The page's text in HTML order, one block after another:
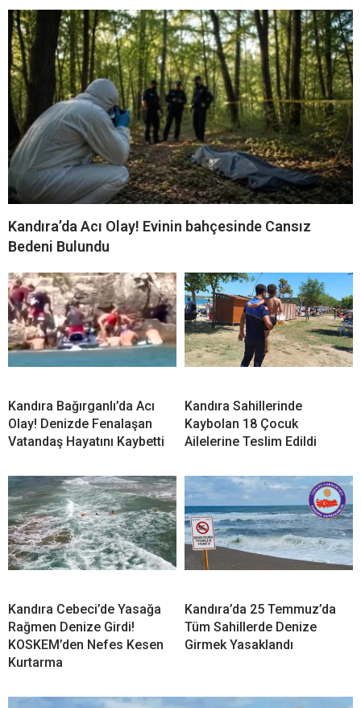
Kandıra’da Acı Olay! Evinin bahçesinde Cansız
Bedeni Bulundu
Kandıra Bağırganlı’da Acı
Olay! Denizde Fenalaşan
Vatandaş Hayatını Kaybetti
Kandıra Sahillerinde
Kaybolan 18 Çocuk
Ailelerine Teslim Edildi
Kandıra Cebeci’de Yasağa
Rağmen Denize Girdi!
KOSKEM’den Nefes Kesen
Kurtarma
Kandıra’da 25 Temmuz’da
Tüm Sahillerde Denize
Girmek Yasaklandı